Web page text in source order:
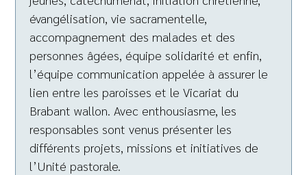
évangélisation, vie sacramentelle,
accompagnement des malades et des
personnes âgées, équipe solidarité et enfin,
l’équipe communication appelée à assurer le
lien entre les paroisses et le Vicariat du
Brabant wallon. Avec enthousiasme, les
responsables sont venus présenter les
différents projets, missions et initiatives de
l’Unité pastorale.